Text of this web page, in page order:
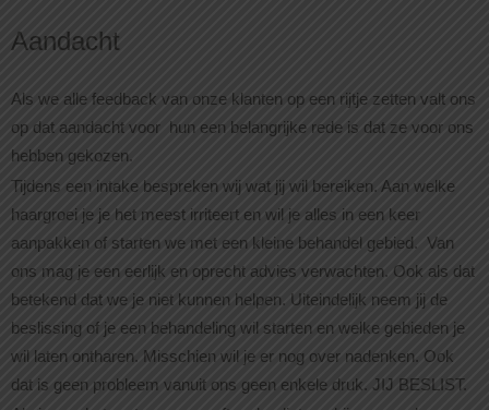
Aandacht
Als we alle feedback van onze klanten op een rijtje zetten valt ons
op dat aandacht voor hun een belangrijke rede is dat ze voor ons
hebben gekozen.
Tijdens een intake bespreken wij wat jij wil bereiken. Aan welke
haargroei je je het meest irriteert en wil je alles in een keer
aanpakken of starten we met een kleine behandel gebied. Van
ons mag je een eerlijk en oprecht advies verwachten. Ook als dat
betekend dat we je niet kunnen helpen. Uiteindelijk neem jij de
beslissing of je een behandeling wil starten en welke gebieden je
wil laten ontharen. Misschien wil je er nog over nadenken. Ook
dat is geen probleem vanuit ons geen enkele druk. JIJ BESLIST.